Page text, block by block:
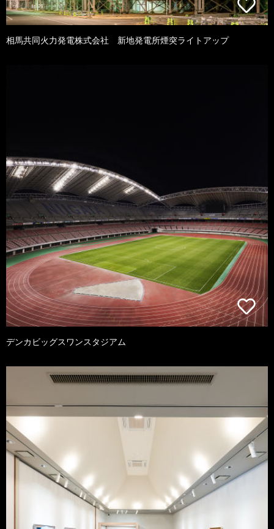
相馬共同火力発電株式会社 新地発電所煙突ライトアップ
デンカビッグスワンスタジアム